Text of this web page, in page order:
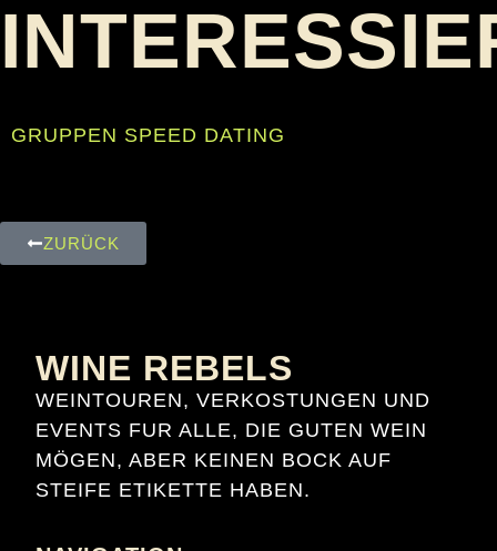
GRUPPEN SPEED DATING
ZURÜCK
WINE REBELS
WEINTOUREN, VERKOSTUNGEN UND
EVENTS FUR ALLE, DIE GUTEN WEIN
MÖGEN, ABER KEINEN BOCK AUF
STEIFE ETIKETTE HABEN.